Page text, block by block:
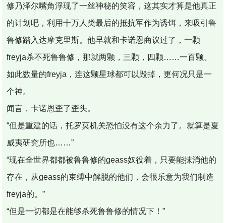
修乃泽尔嘴角浮现了一丝神秘的笑容，这其实才算是他真正
的计划吧，利用十万人类最后的抵抗军作为诱饵，来吸引鲁
鲁修踏入达摩克里斯。他早就和卡诺恩商议过了，一颗
freyja杀不死鲁鲁修，那就两颗，三颗，四颗……一百颗。
如此数量的freyja，连这颗星球都可以毁掉，更何况只是一
个神。
闻言，卡诺恩歪了歪头。
“但是重建的话，托罗莫机关恐怕没有这个余力了。就算是夏
威夷研究所也……”
“现在全世界都都被鲁鲁修的geass奴役着，只要能抹消他的
存在，从geass的束缚中解脱的他们，会很乐意为我们制造
freyja的。”
“但是一切都是在能够杀死鲁鲁修的情况下！”